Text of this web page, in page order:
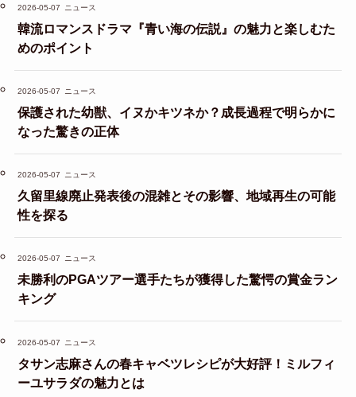
2026-05-07 ニュース
韓流ロマンスドラマ『青い海の伝説』の魅力と楽しむた
めのポイント
2026-05-07 ニュース
保護された幼獣、イヌかキツネか？成長過程で明らかに
なった驚きの正体
2026-05-07 ニュース
久留里線廃止発表後の混雑とその影響、地域再生の可能
性を探る
2026-05-07 ニュース
未勝利のPGAツアー選手たちが獲得した驚愕の賞金ラン
キング
2026-05-07 ニュース
タサン志麻さんの春キャベツレシピが大好評！ミルフィ
ーユサラダの魅力とは